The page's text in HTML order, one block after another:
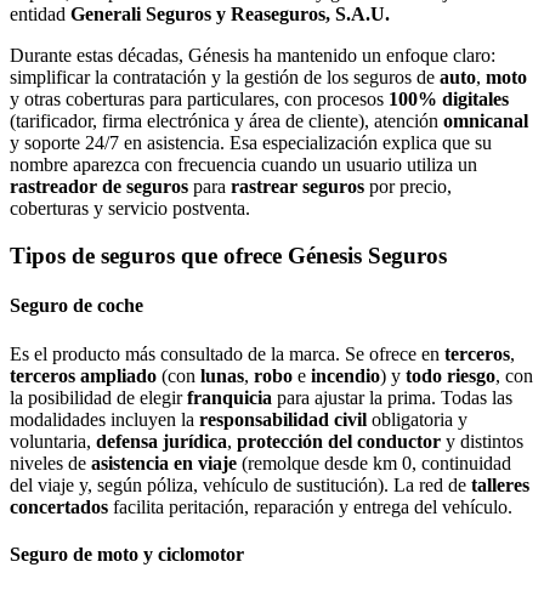
entidad Generali Seguros y Reaseguros, S.A.U.
Durante estas décadas, Génesis ha mantenido un enfoque claro:
simplificar la contratación y la gestión de los seguros de auto, moto
y otras coberturas para particulares, con procesos 100% digitales
(tarificador, firma electrónica y área de cliente), atención omnicanal
y soporte 24/7 en asistencia. Esa especialización explica que su
nombre aparezca con frecuencia cuando un usuario utiliza un
rastreador de seguros para rastrear seguros por precio,
coberturas y servicio postventa.
Tipos de seguros que ofrece Génesis Seguros
Seguro de coche
Es el producto más consultado de la marca. Se ofrece en terceros,
terceros ampliado (con lunas, robo e incendio) y todo riesgo, con
la posibilidad de elegirfranquicia para ajustar la prima. Todas las
modalidades incluyen la responsabilidad civil obligatoria y
voluntaria, defensa jurídica, protección del conductor y distintos
niveles de asistencia en viaje (remolque desde km 0, continuidad
del viaje y, según póliza, vehículo de sustitución). La red de talleres
concertados facilita peritación, reparación y entrega del vehículo.
Seguro de moto y ciclomotor